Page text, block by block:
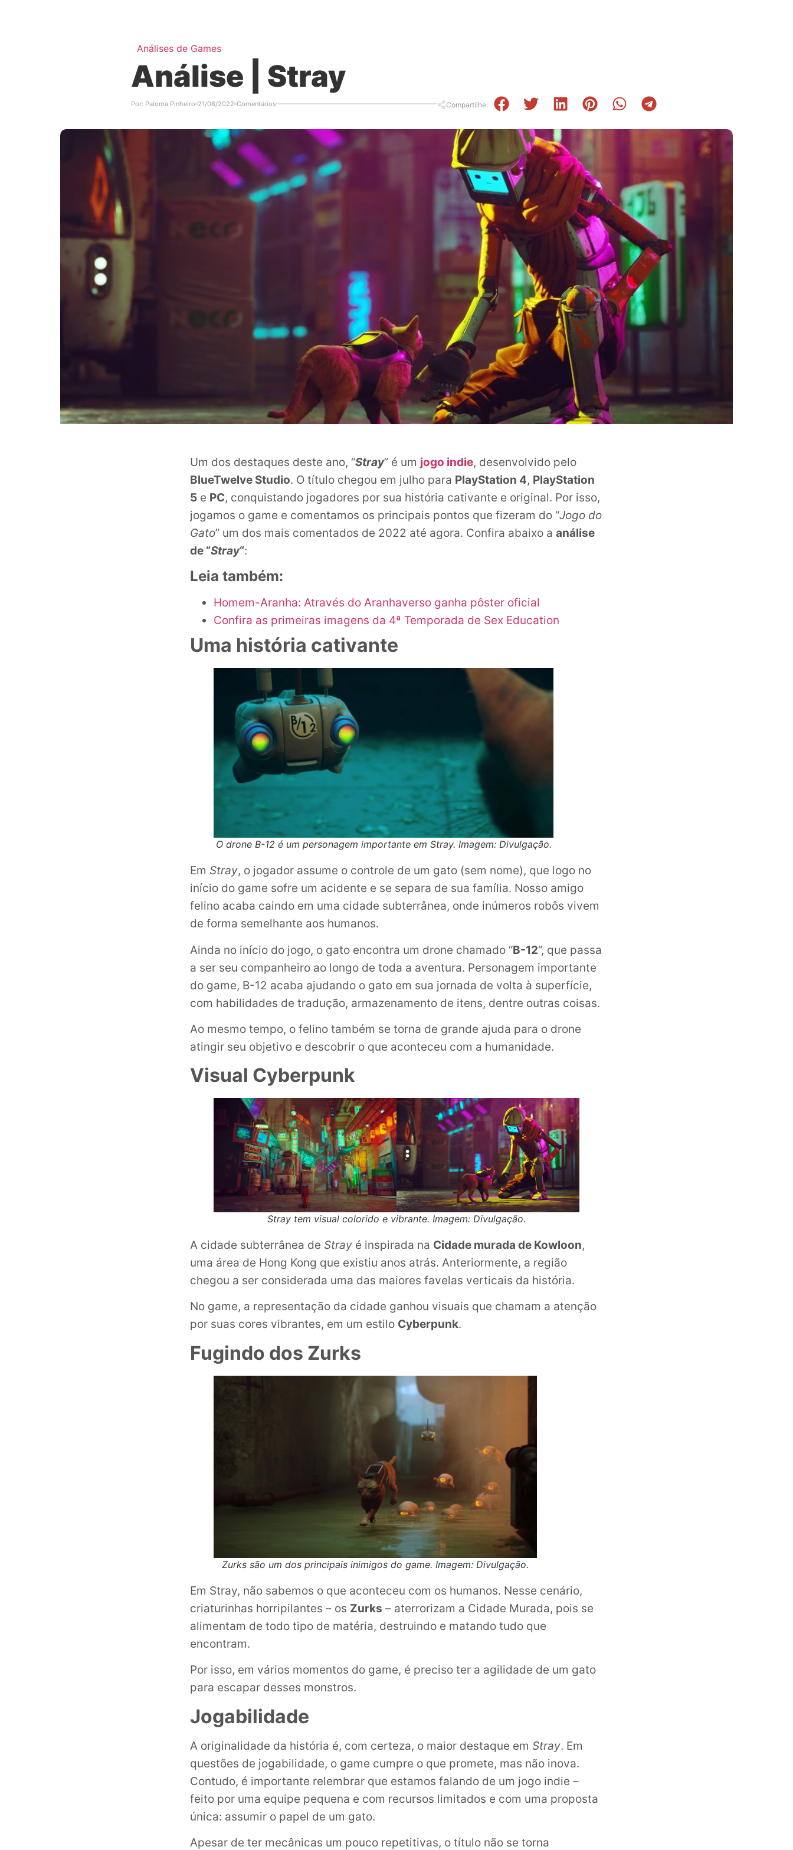
Análises de Games
Análise | Stray
Por: Paloma Pinheiro 21/08/2022 Comentários Compartilhe:
Um dos destaques deste ano, “Stray” é um jogo indie, desenvolvido pelo
BlueTwelve Studio. O título chegou em julho para PlayStation 4, PlayStation
5 e PC, conquistando jogadores por sua história cativante e original. Por isso,
jogamos o game e comentamos os principais pontos que fizeram do “Jogo do
Gato” um dos mais comentados de 2022 até agora. Confira abaixo a análise
de “Stray“:
Leia também:
Homem-Aranha: Através do Aranhaverso ganha pôster oficial
Confira as primeiras imagens da 4ª Temporada de Sex Education
Uma história cativante
O drone B-12 é um personagem importante em Stray. Imagem: Divulgação.
Em Stray, o jogador assume o controle de um gato (sem nome), que logo no
início do game sofre um acidente e se separa de sua família. Nosso amigo
felino acaba caindo em uma cidade subterrânea, onde inúmeros robôs vivem
de forma semelhante aos humanos.
Ainda no início do jogo, o gato encontra um drone chamado “B-12“, que passa
a ser seu companheiro ao longo de toda a aventura. Personagem importante
do game, B-12 acaba ajudando o gato em sua jornada de volta à superfície,
com habilidades de tradução, armazenamento de itens, dentre outras coisas.
Ao mesmo tempo, o felino também se torna de grande ajuda para o drone
atingir seu objetivo e descobrir o que aconteceu com a humanidade.
Visual Cyberpunk
Stray tem visual colorido e vibrante. Imagem: Divulgação.
A cidade subterrânea de Stray é inspirada na Cidade murada de Kowloon,
uma área de Hong Kong que existiu anos atrás. Anteriormente, a região
chegou a ser considerada uma das maiores favelas verticais da história.
No game, a representação da cidade ganhou visuais que chamam a atenção
por suas cores vibrantes, em um estilo Cyberpunk.
Fugindo dos Zurks
Zurks são um dos principais inimigos do game. Imagem: Divulgação.
Em Stray, não sabemos o que aconteceu com os humanos. Nesse cenário,
criaturinhas horripilantes – os Zurks – aterrorizam a Cidade Murada, pois se
alimentam de todo tipo de matéria, destruindo e matando tudo que
encontram.
Por isso, em vários momentos do game, é preciso ter a agilidade de um gato
para escapar desses monstros.
Jogabilidade
A originalidade da história é, com certeza, o maior destaque em Stray. Em
questões de jogabilidade, o game cumpre o que promete, mas não inova.
Contudo, é importante relembrar que estamos falando de um jogo indie –
feito por uma equipe pequena e com recursos limitados e com uma proposta
única: assumir o papel de um gato.
Apesar de ter mecânicas um pouco repetitivas, o título não se torna